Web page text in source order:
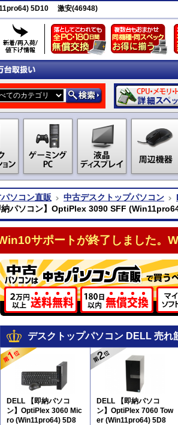
5D10 激安(46948)
ソコン直販 中古デスクトップパソコン
納パソコン】OptiPlex 3090 SFF
サポートが終了しました。
デスクトップパソコン DELL 売れ
DELL 【即納パソコ
ン】OptiPlex 3060 Mic
ro (Win11pro64) 5D8
DELL 【即納パソコ
ン】OptiPlex 7060 Tow
er (Win11pro64) 5D8